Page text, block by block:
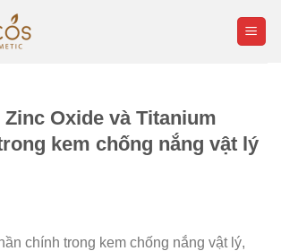
Oxide và Titanium
kem chống nắng vật lý
chính trong kem chống nắng vật lý,